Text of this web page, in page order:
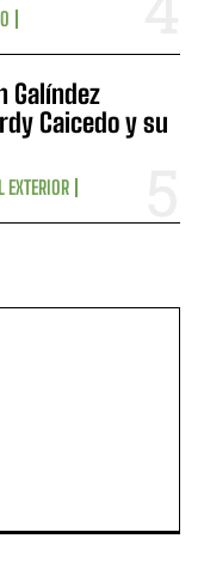
Galíndez
Caicedo y su
EXTERIOR